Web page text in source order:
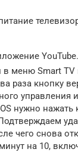
меню Smart TV
раза кнопку
управления
нужно нажать
чего снова
на 10,